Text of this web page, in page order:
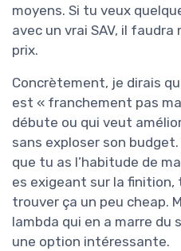
moyens. Si tu veux
avec un vrai SAV, il
prix.
Concrètement, je dirais
est « franchement pas
débute ou qui veut
sans exploser son
que tu as l’habitude de
es exigeant sur la
trouver ça un peu cheap.
lambda qui en a marre du
une option intéressante.